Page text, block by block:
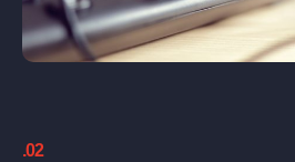
.02